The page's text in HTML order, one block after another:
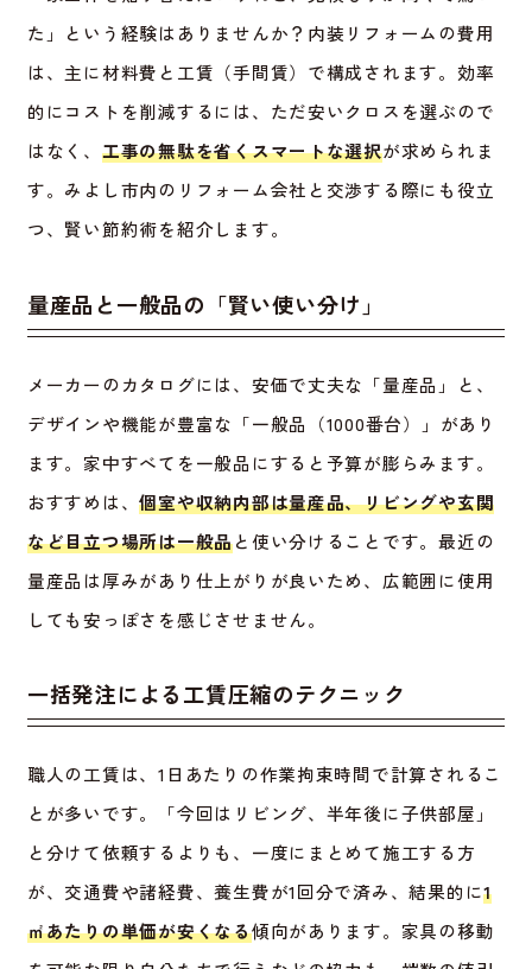
た」という経験はありませんか？内装リフォームの費用
は、主に材料費と工賃（手間賃）で構成されます。効率
的にコストを削減するには、ただ安いクロスを選ぶので
はなく、 工事の無駄を省くスマートな選択が求められま
す。みよし市内のリフォーム会社と交渉する際にも役立
つ、賢い節約術を紹介します。
量産品と一般品の「賢い使い分け」
メーカーのカタログには、安価で丈夫な「量産品」と、
デザインや機能が豊富な「一般品（1000番台）」があり
ます。家中すべてを一般品にすると予算が膨らみます。
おすすめは、個室や収納内部は量産品、リビングや玄関
など目立つ場所は一般品と使い分けることです。最近の
量産品は厚みがあり仕上がりが良いため、広範囲に使用
しても安っぽさを感じさせません。
一括発注による工賃圧縮のテクニック
職人の工賃は、1日あたりの作業拘束時間で計算されるこ
とが多いです。「今回はリビング、半年後に子供部屋」
と分けて依頼するよりも、一度にまとめて施工する方
が、交通費や諸経費、養生費が1回分で済み、結果的に1
㎡あたりの単価が安くなる傾向があります。家具の移動